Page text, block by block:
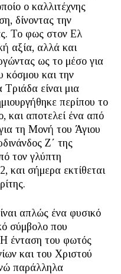
ο καλλιτέχνης
δίνοντας την
Το φως στον Ελ
αξία, αλλά και
ως το μέσο για
κόσμου και την
είναι μια
περίπου το
και αποτελεί ένα από
τη Μονή του Άγιου
Ζ΄ της
τον γλύπτη
και σήμερα εκτίθεται
απλώς ένα φυσικό
σύμβολο που
Η ένταση του φωτός
και του Χριστού
παράλληλα